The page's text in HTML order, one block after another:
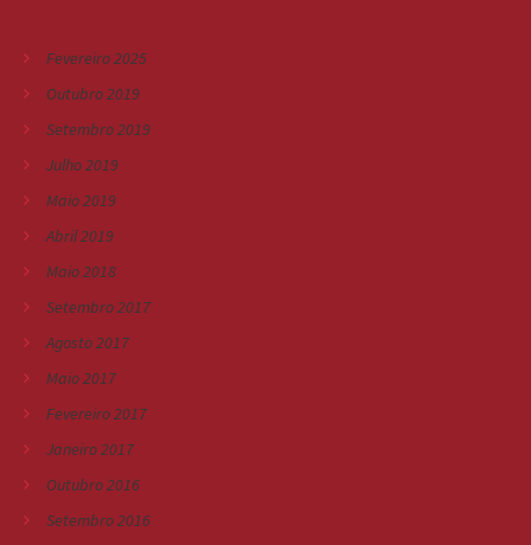
Fevereiro 2025
Outubro 2019
Setembro 2019
Julho 2019
Maio 2019
Abril 2019
Maio 2018
Setembro 2017
Agosto 2017
Maio 2017
Fevereiro 2017
Janeiro 2017
Outubro 2016
Setembro 2016